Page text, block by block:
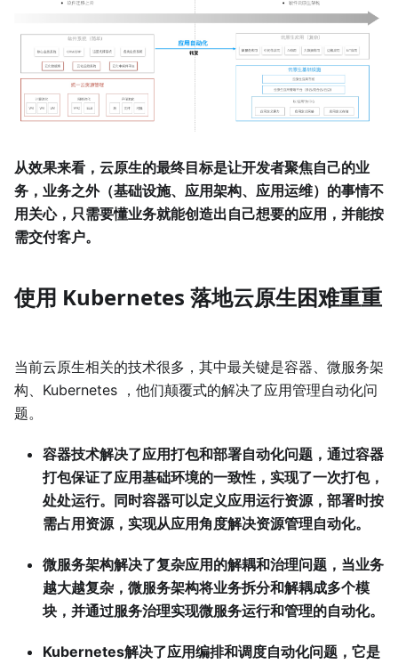
从效果来看，云原生的最终目标是让开发者聚焦自己的业
务，业务之外（基础设施、应用架构、应用运维）的事情不
用关心，只需要懂业务就能创造出自己想要的应用，并能按
需交付客户。
使用 Kubernetes 落地云原生困难重重
当前云原生相关的技术很多，其中最关键是容器、微服务架
构、Kubernetes ，他们颠覆式的解决了应用管理自动化问
题。
容器技术解决了应用打包和部署自动化问题，通过容器
打包保证了应用基础环境的一致性，实现了一次打包，
处处运行。同时容器可以定义应用运行资源，部署时按
需占用资源，实现从应用角度解决资源管理自动化。
微服务架构解决了复杂应用的解耦和治理问题，当业务
越大越复杂，微服务架构将业务拆分和解耦成多个模
块，并通过服务治理实现微服务运行和管理的自动化。
Kubernetes解决了应用编排和调度自动化问题，它是